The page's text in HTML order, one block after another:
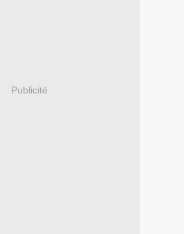
Publicité